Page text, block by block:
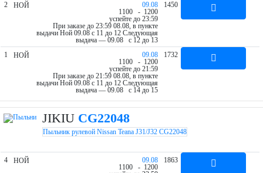
2 НОЙ
09.08
1100 - 1200
успейте до 23:59
При заказе до 23:59 08.08, в пункте
выдачи Ной 09.08 c 11 до 12 Следующая
выдача — 09.08 c 12 до 13
1450
1 НОЙ
09.08
1100 - 1200
успейте до 21:59
При заказе до 21:59 08.08, в пункте
выдачи Ной 09.08 c 11 до 12 Следующая
выдача — 09.08 c 14 до 15
1732
JIKIU CG22048
Пыльник рулевой Nissan Teana J31/J32 CG22048
4 НОЙ
09.08
1100 - 1200
1863